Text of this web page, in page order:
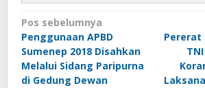
Navigasi
pos
Pos sebelumnya
Penggunaan APBD
Sumenep 2018 Disahkan
Melalui Sidang Paripurna
di Gedung Dewan
Pererat